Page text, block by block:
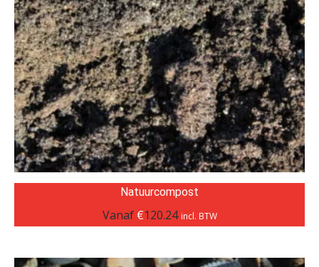
Natuurcompost
Vanaf €120.24 incl. BTW